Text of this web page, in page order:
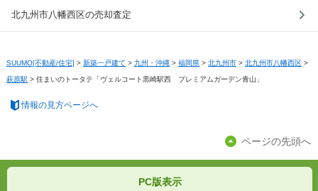
北九州市八幡西区の売却査定
SUUMO[不動産/住宅] > 新築一戸建て > 九州・沖縄 > 福岡県 > 北九州市 > 北九州市八幡西区 >
萩原駅 > 住まいのトータテ「ヴェルコート黒崎駅西 プレミアムガーデン青山」
情報の見方ページへ
ページの先頭へ
PC版表示